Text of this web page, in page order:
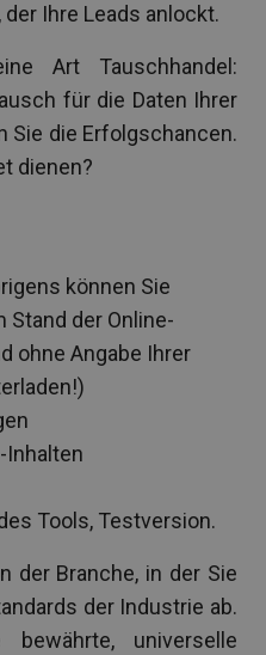
Ihre Leads anlockt.
Art Tauschhandel:
für die Daten Ihrer
Sie die Erfolgschancen.
dienen?
können Sie
Stand der Online-
ohne Angabe Ihrer
Inhalten
Tools, Testversion.
der Branche, in der Sie
der Industrie ab.
universelle